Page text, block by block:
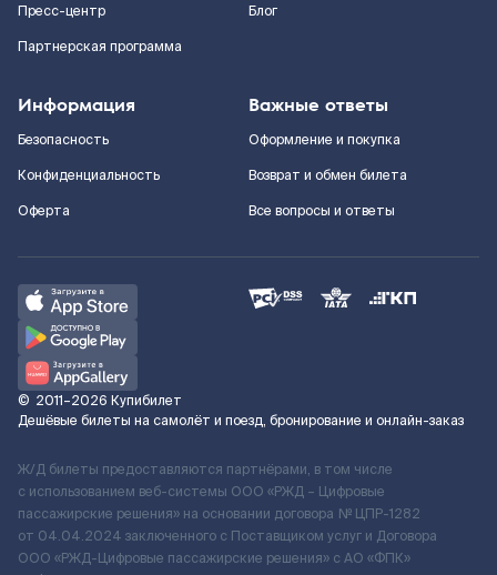
Пресс-центр
Партнерская программа
Блог
Информация
Безопасность
Конфиденциальность
Оферта
Важные ответы
Оформление и покупка
Возврат и обмен билета
Все вопросы и ответы
© 2011–2026 Купибилет
Дешёвые билеты на самолёт и поезд, бронирование и онлайн-заказ
Ж/Д билеты предоставляются партнёрами, в том числе
с использованием веб-системы ООО «РЖД – Цифровые
пассажирские решения» на основании договора № ЦПР-1282
от 04.04.2024 заключенного с Поставщиком услуг и Договора
ООО «РЖД-Цифровые пассажирские решения» c АО «ФПК»